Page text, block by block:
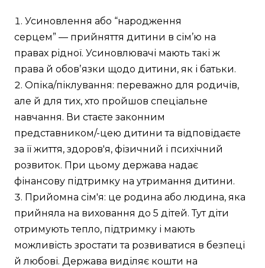
Усиновлення або “народження
серцем” — прийняття дитини в сім’ю на
правах рідної. Усиновлювачі мають такі ж
права й обовʼязки щодо дитини, як і батьки.
Опіка/піклування: переважно для родичів,
але й для тих, хто пройшов спеціальне
навчання. Ви стаєте законним
представником/-цею дитини та відповідаєте
за її життя, здоров'я, фізичний і психічний
розвиток. При цьому держава надає
фінансову підтримку на утримання дитини.
Прийомна сім'я: це родина або людина, яка
прийняла на виховання до 5 дітей. Тут діти
отримують тепло, підтримку і мають
можливість зростати та розвиватися в безпеці
й любові. Держава виділяє кошти на